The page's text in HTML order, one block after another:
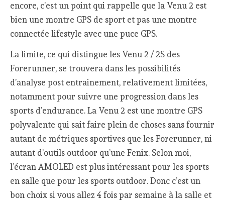
encore, c’est un point qui rappelle que la Venu 2 est
bien une montre GPS de sport et pas une montre
connectée lifestyle avec une puce GPS.
La limite, ce qui distingue les Venu 2 / 2S des
Forerunner, se trouvera dans les possibilités
d’analyse post entrainement, relativement limitées,
notamment pour suivre une progression dans les
sports d’endurance. La Venu 2 est une montre GPS
polyvalente qui sait faire plein de choses sans fournir
autant de métriques sportives que les Forerunner, ni
autant d’outils outdoor qu’une Fenix. Selon moi,
l’écran AMOLED est plus intéressant pour les sports
en salle que pour les sports outdoor. Donc c’est un
bon choix si vous allez 4 fois par semaine à la salle et